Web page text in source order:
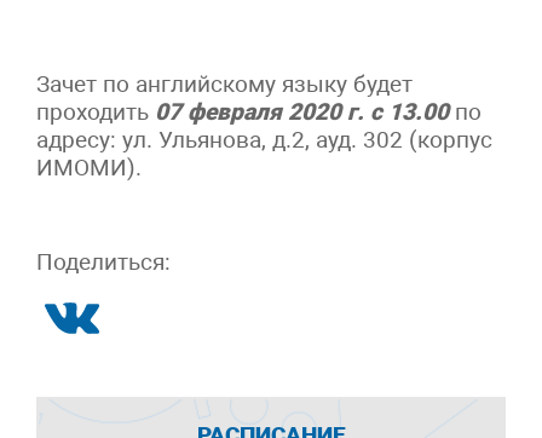
Зачет по английскому языку будет
проходить 07 февраля 2020 г. с 13.00по
адресу: ул. Ульянова, д.2, ауд. 302 (корпус
ИМОМИ).
Поделиться: